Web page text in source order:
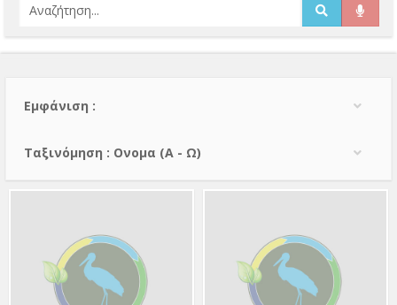
Εμφάνιση :
Тαξινόμηση : Ονομα (A - Ω)